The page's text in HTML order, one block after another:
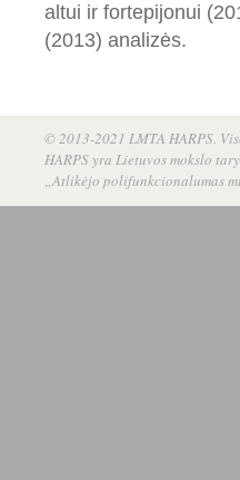
altui ir fortepijonui
(2013) analizės.
© 2013-2021 LMTA HARPS.
HARPS yra Lietuvos mokslo
„Atlikėjo polifunkcionalumas